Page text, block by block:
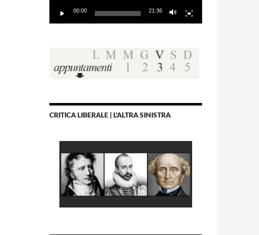
00:00 21:36
CRITICA LIBERALE | L'ALTRA SINISTRA